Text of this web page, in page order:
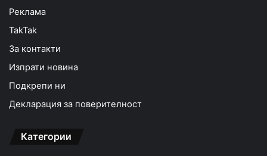
Реклама
TakTak
За контакти
Изпрати новина
Подкрепи ни
Декларация за поверителност
Категории